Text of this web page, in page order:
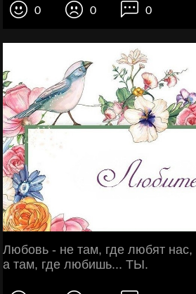
0 0 0
Любовь - не там, где любят нас,
а там, где любишь... ТЫ.